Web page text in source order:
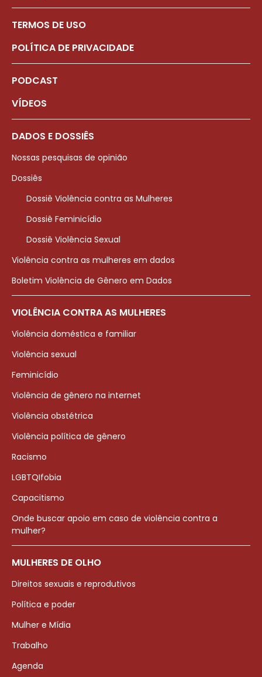
TERMOS DE USO
POLÍTICA DE PRIVACIDADE
PODCAST
VÍDEOS
DADOS E DOSSIÊS
Nossas pesquisas de opinião
Dossiês
Dossiê Violência contra as Mulheres
Dossiê Feminicídio
Dossiê Violência Sexual
Violência contra as mulheres em dados
Boletim Violência de Gênero em Dados
VIOLÊNCIA CONTRA AS MULHERES
Violência doméstica e familiar
Violência sexual
Feminicídio
Violência de gênero na internet
Violência obstétrica
Violência política de gênero
Racismo
LGBTQIfobia
Capacitismo
Onde buscar apoio em caso de violência contra a
mulher?
MULHERES DE OLHO
Direitos sexuais e reprodutivos
Política e poder
Mulher e Mídia
Trabalho
Agenda